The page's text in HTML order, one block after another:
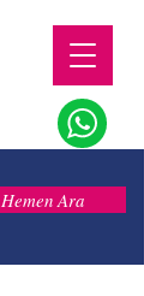
Hemen Ara